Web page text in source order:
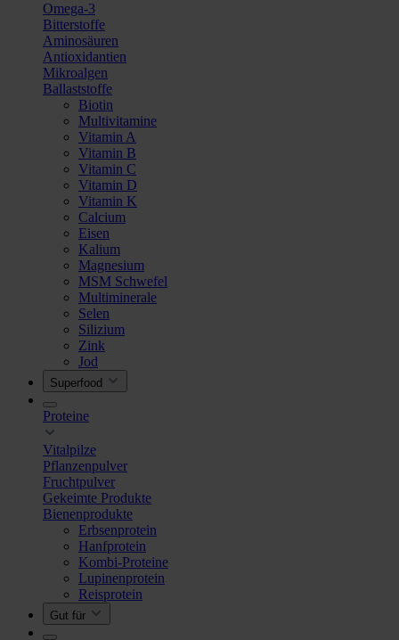
Omega-3
Bitterstoffe
Aminosäuren
Antioxidantien
Mikroalgen
Ballaststoffe
Biotin
Multivitamine
Vitamin A
Vitamin B
Vitamin C
Vitamin D
Vitamin K
Calcium
Eisen
Kalium
Magnesium
MSM Schwefel
Multiminerale
Selen
Silizium
Zink
Jod
Superfood
Proteine
Vitalpilze
Pflanzenpulver
Fruchtpulver
Gekeimte Produkte
Bienenprodukte
Erbsenprotein
Hanfprotein
Kombi-Proteine
Lupinenprotein
Reisprotein
Gut für